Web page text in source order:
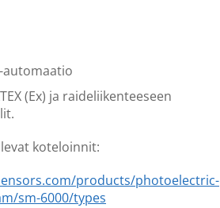
automaatio
(Ex) ja raideliikenteeseen
koteloinnit:
products/photoelectric-
sm-6000/types